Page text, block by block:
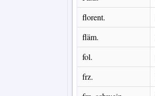
florent.
fläm.
fol.
frz.